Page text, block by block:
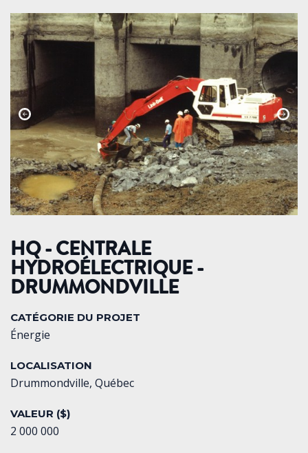
HQ - CENTRALE
HYDROÉLECTRIQUE -
DRUMMONDVILLE
CATÉGORIE DU PROJET
Énergie
LOCALISATION
Drummondville, Québec
VALEUR ($)
2 000 000